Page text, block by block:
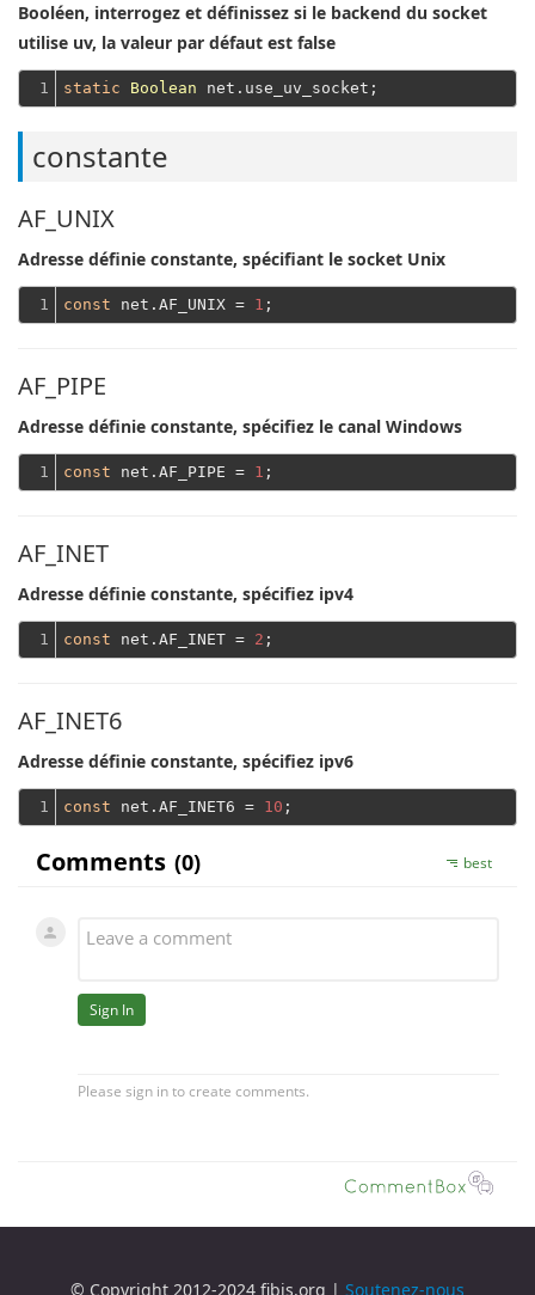
Booléen, interrogez et définissez si le backend du socket
utilise uv, la valeur par défaut est false
1 static Boolean
constante
AF_UNIX
Adresse définie constante, spécifiant le socket Unix
1 const net.AF_UNIX = 1
AF_PIPE
Adresse définie constante, spécifiez le canal Windows
1 const net.AF_PIPE = 1
AF_INET
Adresse définie constante, spécifiez ipv4
1 const net.AF_INET = 2
AF_INET6
Adresse définie constante, spécifiez ipv6
1 const net.AF_INET6 = 10
© Copyright 2012-2024 fibjs.org | Soutenez-nous